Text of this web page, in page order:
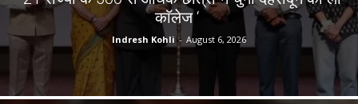
काॅलेज ‘
Indresh Kohli - August 6, 2026